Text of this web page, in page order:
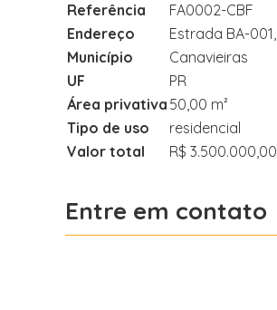
Referência
FA0002-CBF
Endereço
Estrada BA-001,
Município
Canavieiras
UF
PR
Área privativa 50,00 m²
Tipo de uso
residencial
Valor total
R$ 3.500.000,00
Entre em contato